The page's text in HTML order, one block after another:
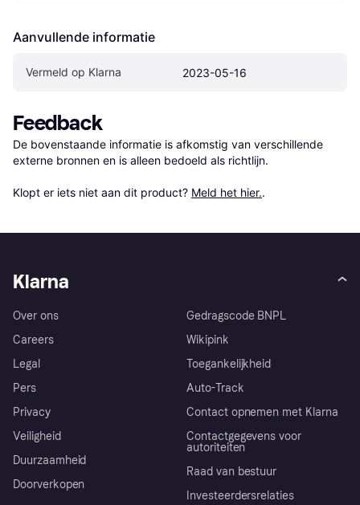
Aanvullende informatie
Vermeld op Klarna 2023-05-16
Feedback
De bovenstaande informatie is afkomstig van verschillende
externe bronnen en is alleen bedoeld als richtlijn.
Klopt er iets niet aan dit product? Meld het hier..
Klarna
Over ons
Careers
Legal
Pers
Privacy
Veiligheid
Duurzaamheid
Doorverkopen
Gedragscode BNPL
Wikipink
Toegankelijkheid
Auto-Track
Contact opnemen met Klarna
Contactgegevens voor
autoriteiten
Raad van bestuur
Investeerdersrelaties